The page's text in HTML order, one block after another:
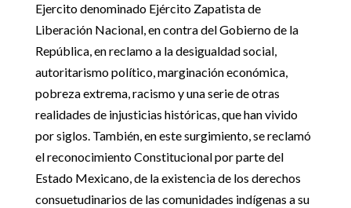
Ejercito denominado Ejército Zapatista de
Liberación Nacional, en contra del Gobierno de la
República, en reclamo a la desigualdad social,
autoritarismo político, marginación económica,
pobreza extrema, racismo y una serie de otras
realidades de injusticias históricas, que han vivido
por siglos. También, en este surgimiento, se reclamó
el reconocimiento Constitucional por parte del
Estado Mexicano, de la existencia de los derechos
consuetudinarios de las comunidades indígenas a su